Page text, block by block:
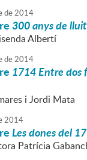
de2014
300 anys de
Albertí
de2014
1714 Entre dos
i Jordi Mata
2014
Les dones del
Patrícia